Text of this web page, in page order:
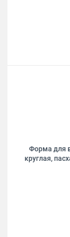
Форма для
круглая,